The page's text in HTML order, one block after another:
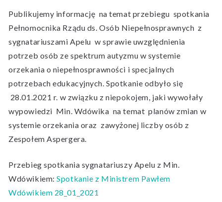
Publikujemy informację na temat przebiegu spotkania
Pełnomocnika Rządu ds. Osób Niepełnosprawnych z
sygnatariuszami Apelu w sprawie uwzględnienia
potrzeb osób ze spektrum autyzmu w systemie
orzekania o niepełnosprawności i specjalnych
potrzebach edukacyjnych. Spotkanie odbyło się
28.01.2021 r. w związku z niepokojem, jaki wywołały
wypowiedzi Min. Wdówika na temat planów zmian w
systemie orzekania oraz zawyżonej liczby osób z
Zespołem Aspergera.
Przebieg spotkania sygnatariuszy Apelu z Min.
Wdówikiem:Spotkanie z Ministrem Pawłem
Wdówikiem 28_01_2021